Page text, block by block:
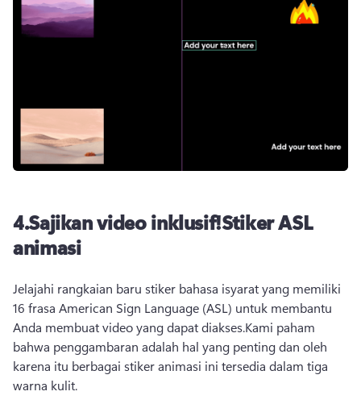
4.Sajikan video inklusif!Stiker ASL
animasi
Jelajahi rangkaian baru stiker bahasa isyarat yang memiliki
16 frasa American Sign Language (ASL) untuk membantu
Anda membuat video yang dapat diakses.Kami paham
bahwa penggambaran adalah hal yang penting dan oleh
karena itu berbagai stiker animasi ini tersedia dalam tiga
warna kulit.